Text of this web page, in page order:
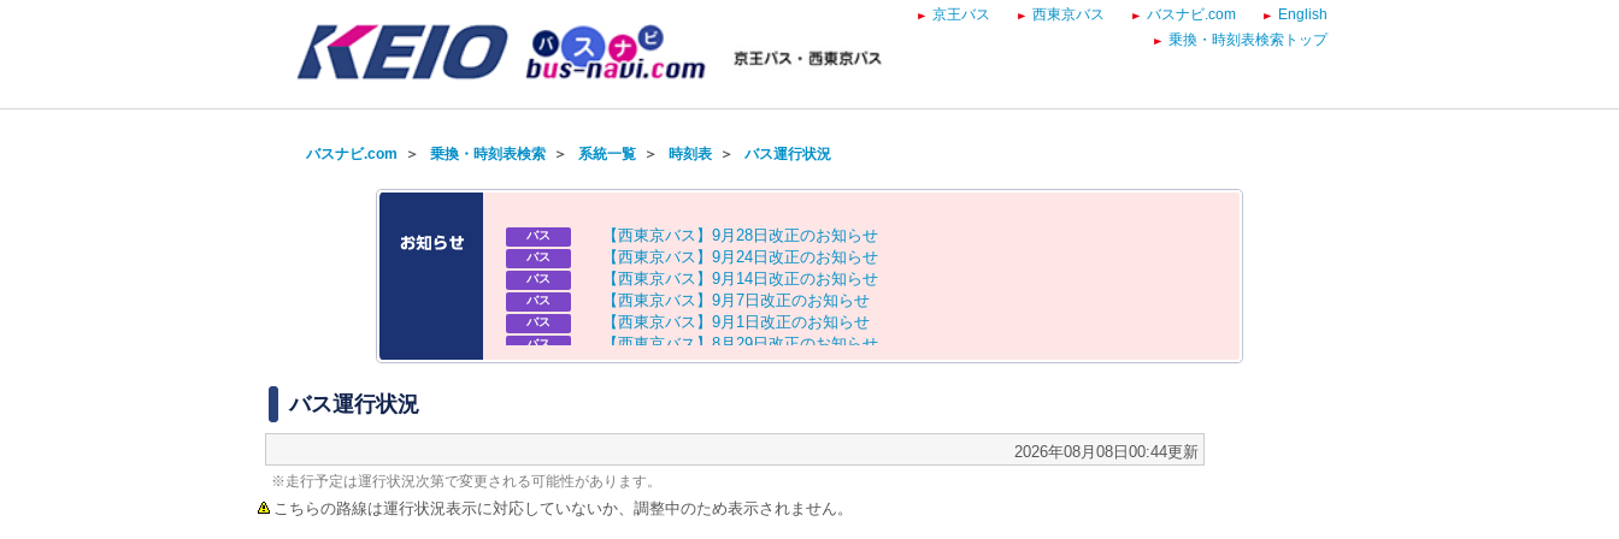
京王バス 西東京バス バスナビ.com
English
乗換・時刻表検索トップ
バスナビ.com ＞ 乗換・時刻表検索＞ 系統一覧＞ 時刻表＞ バス運行状況
バス 【西東京バス 】 9月 28 日 改正のお知 らせ
バス 【西東京バス 】 9月 24 日 改正のお知 らせ
バス 【西東京バス 】 9月 14 日 改正のお知 らせ
バス 【西東京バス 】 9月 7 日 改正のお知 らせ
バス 【西東京バス 】 9月 1 日 改正のお知 らせ
バス 【西東京バス 】 8 月 29日改正のお知 らせ
バス 【京王バス】お盆ダイヤのお知らせ
バス運行状況
2026年08月08日00:44更新
※走行予定は運行状況次第で変更される可能性があります。
こちらの路線は運行状況表示に対応していないか、調整中のため表示されません。